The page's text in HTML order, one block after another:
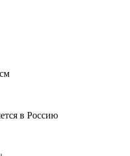
в Россию